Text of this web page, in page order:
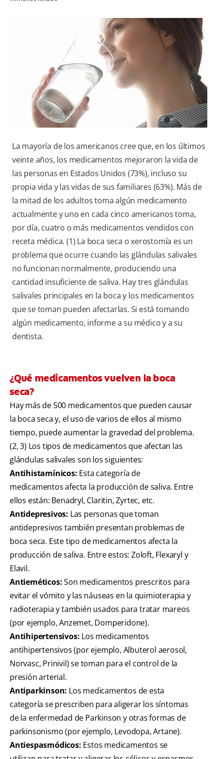
CORRESPONDENCIA DE PRODUCTOS
PROMOCIONES
PA (ES)
SUSCRÍBASE
La mayoría de los americanos cree que, en los últimos
veinte años, los medicamentos mejoraron la vida de
las personas en Estados Unidos (73%), incluso su
propia vida y las vidas de sus familiares (63%). Más de
la mitad de los adultos toma algún medicamento
actualmente y uno en cada cinco americanos toma,
por día, cuatro o más medicamentos vendidos con
receta médica. (1) La boca seca o xerostomía es un
problema que ocurre cuando las glándulas salivales
no funcionan normalmente, produciendo una
cantidad insuficiente de saliva. Hay tres glándulas
salivales principales en la boca y los medicamentos
que se toman pueden afectarlas. Si está tomando
algún medicamento, informe a su médico y a su
dentista.
¿Qué medicamentos vuelven la boca
seca?
Hay más de 500 medicamentos que pueden causar
la boca seca y, el uso de varios de ellos al mismo
tiempo, puede aumentar la gravedad del problema.
(2, 3) Los tipos de medicamentos que afectan las
glándulas salivales son los siguientes:
Antihistamínicos: Esta categoría de
medicamentos afecta la producción de saliva. Entre
ellos están: Benadryl, Claritin, Zyrtec, etc.
Antidepresivos: Las personas que toman
antidepresivos también presentan problemas de
boca seca. Este tipo de medicamentos afecta la
producción de saliva. Entre estos: Zoloft, Flexaryl y
Elavil.
Antieméticos:Son medicamentos prescritos para
evitar el vómito y las náuseas en la quimioterapia y
radioterapia y también usados para tratar mareos
(por ejemplo, Anzemet, Domperidone).
Antihipertensivos: Los medicamentos
antihipertensivos (por ejemplo, Albuterol aerosol,
Norvasc, Prinivil) se toman para el control de la
presión arterial.
Antiparkinson: Los medicamentos de esta
categoría se prescriben para aligerar los síntomas
de la enfermedad de Parkinson y otras formas de
parkinsonismo (por ejemplo, Levodopa, Artane).
Antiespasmódicos: Estos medicamentos se